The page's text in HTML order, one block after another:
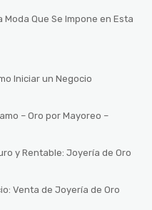
Que Se Impone en Esta
Iniciar un Negocio
– Oro por Mayoreo –
y Rentable: Joyería de Oro
Venta de Joyería de Oro